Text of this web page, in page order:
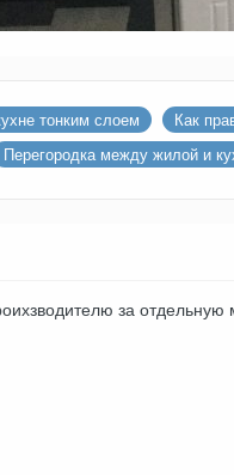
тонким слоем Как
Перегородка между жилой и
за отдельную